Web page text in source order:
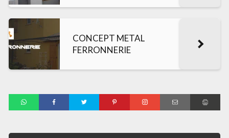
CONCEPT METAL
FERRONNERIE